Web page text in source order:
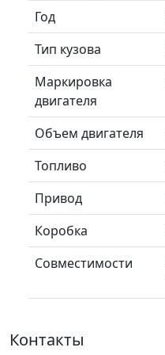
Год
Тип кузова
Маркировка
двигателя
Объем двигателя
Топливо
Привод
Коробка
Совместимости
Контакты